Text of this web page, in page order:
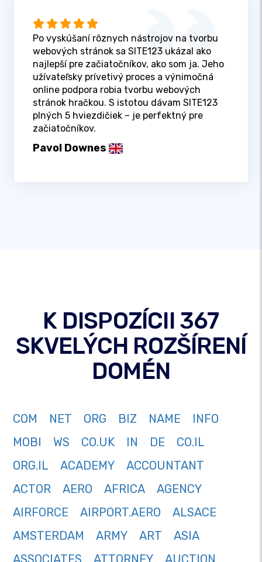
Po vyskúšaní rôznych nástrojov na tvorbu
webových stránok sa SITE123 ukázal ako
najlepší pre začiatočníkov, ako som ja. Jeho
užívateľsky prívetivý proces a výnimočná
online podpora robia tvorbu webových
stránok hračkou. S istotou dávam SITE123
plných 5 hviezdičiek – je perfektný pre
začiatočníkov.
Pavol Downes
K DISPOZÍCII 367
SKVELÝCH ROZŠÍRENÍ
DOMÉN
COM NET ORG BIZ NAME
INFO
MOBI
WS CO.UK IN DE
CO.IL
ORG.IL
ACADEMY
ACCOUNTANT
ACTOR
AERO AFRICA
AGENCY
AIRFORCE
AIRPORT.AERO
ALSACE
AMSTERDAM
ARMY ART
ASIA
ASSOCIATES
ATTORNEY
AUCTION